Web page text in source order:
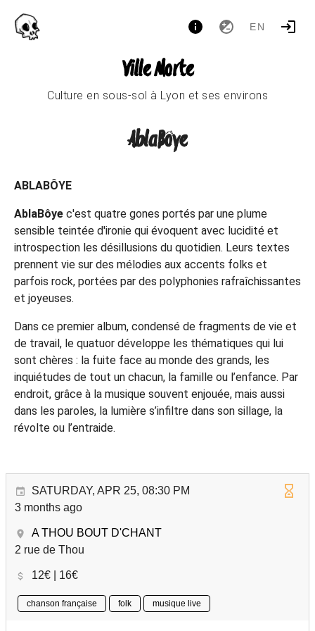
EN
Ville Morte
Culture en sous-sol à Lyon et ses environs
AblaBôye
ABLABÔYE
AblaBôye c'est quatre gones portés par une plume
sensible teintée d'ironie qui évoquent avec lucidité et
introspection les désillusions du quotidien. Leurs textes
prennent vie sur des mélodies aux accents folks et
parfois rock, portées par des polyphonies rafraîchissantes
et joyeuses.
Dans ce premier album, condensé de fragments de vie et
de travail, le quatuor développe les thématiques qui lui
sont chères : la fuite face au monde des grands, les
inquiétudes de tout un chacun, la famille ou l’enfance. Par
endroit, grâce à la musique souvent enjouée, mais aussi
dans les paroles, la lumière s’infiltre dans son sillage, la
révolte ou l’entraide.
SATURDAY, APR 25, 08:30 PM
3 months ago
A THOU BOUT D'CHANT
2 rue de Thou
12€ | 16€
chanson française folk musique live